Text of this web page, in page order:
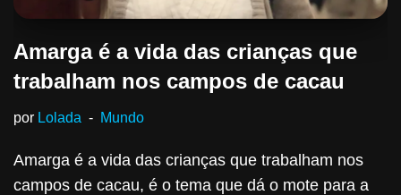
Amarga é a vida das crianças que
trabalham nos campos de cacau
por Lolada Mundo
Amarga é a vida das crianças que trabalham nos
campos de cacau, é o tema que dá o mote para a